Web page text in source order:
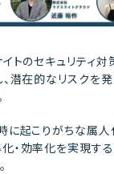
トのセキュリティ
、潜在的なリスクを
に起こりがちな属
・効率化を実現す